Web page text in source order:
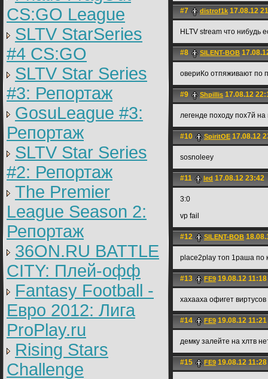
CS:GO League
SLTV StarSeries
#4 CS:GO
SLTV Star Series
#3: Репортаж
GosuLeague #3:
Репортаж
SLTV Star Series
#2: Репортаж
The Premier
League Season 2:
Репортаж
36ON.RU BATTLE
CITY: Плей-офф
Fantasy Football -
Евро 2012: Лига
ProPlay.ru
Rising Stars
Challenge
#7 distrof1k 17.08.12
HLTV stream что нибудь
#8 SILENT-BOB
овериКо отпяживают по
#9 Shpillis 17.08.12
легенде походу пох7й на
#10 SpiritOE 17.08.12
sosnoleey
#11 led 17.08.12 23:42
3:0
vp fail
#12 SILENT-BOB
place2play топ 1раша по
#13 FE9 19.08.12 11:18
хахааха офигет
#14 FE9 19.08.12 11:21
демку залейте на хлтв
#15 FE9 19.08.12 11:28